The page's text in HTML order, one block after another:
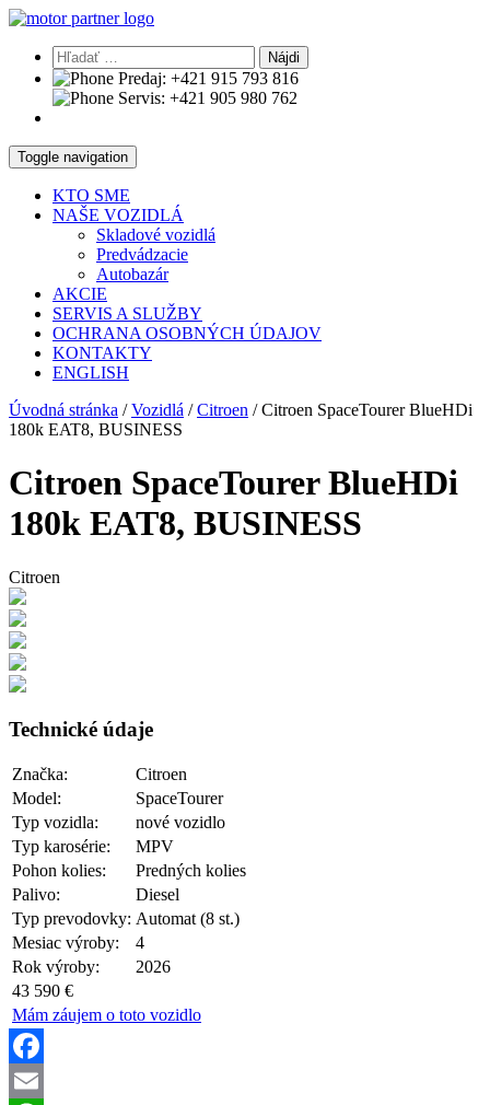
Hľadať:
Predaj: +421 915 793 816
Servis: +421 905 980 762
Toggle navigation
KTO SME
NAŠE VOZIDLÁ
Skladové vozidlá
Predvádzacie
Autobazár
AKCIE
SERVIS A SLUŽBY
OCHRANA OSOBNÝCH ÚDAJOV
KONTAKTY
ENGLISH
Úvodná stránka /Vozidlá /Citroen /Citroen SpaceTourer BlueHDi
180k EAT8, BUSINESS
Citroen SpaceTourer BlueHDi
180k EAT8, BUSINESS
Citroen
Technické údaje
Značka:
Citroen
Model:
SpaceTourer
Typ vozidla:
nové vozidlo
Typ karosérie:
MPV
Pohon kolies:
Predných kolies
Palivo:
Diesel
Typ prevodovky: Automat (8 st.)
Mesiac výroby:
4
Rok výroby:
2026
43 590 €
Mám záujem o toto vozidlo
Facebook